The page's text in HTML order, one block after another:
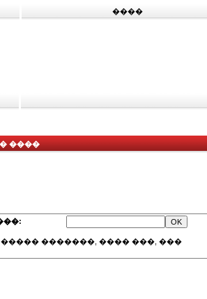
����
����
�������, ���� ���, ���